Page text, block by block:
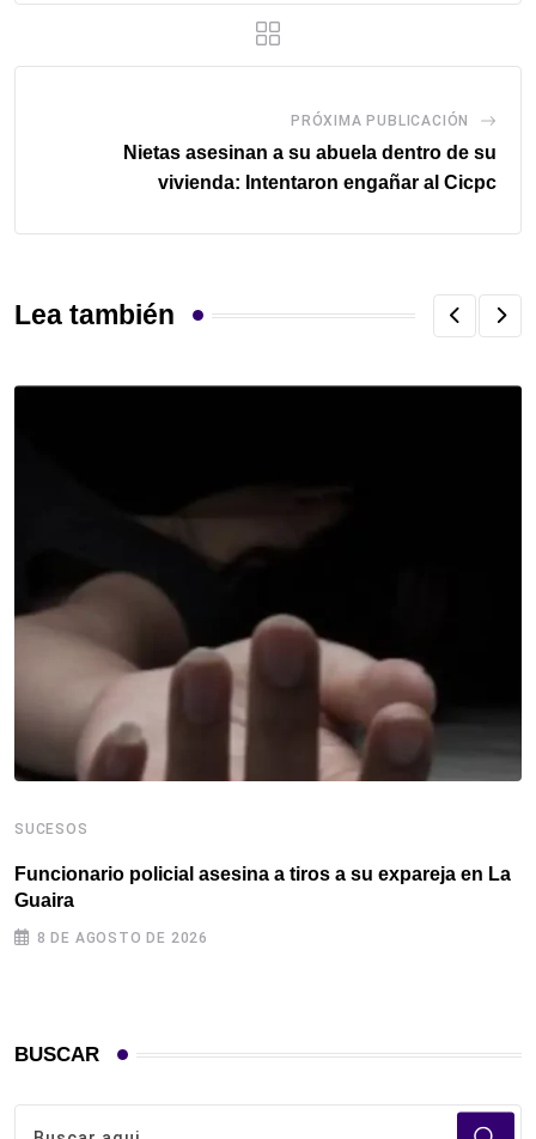
PRÓXIMA PUBLICACIÓN
Nietas asesinan a su abuela dentro de su
vivienda: Intentaron engañar al Cicpc
Lea también
SUCESOS
Funcionario policial asesina a tiros a su expareja en La
Guaira
8 DE AGOSTO DE 2026
BUSCAR